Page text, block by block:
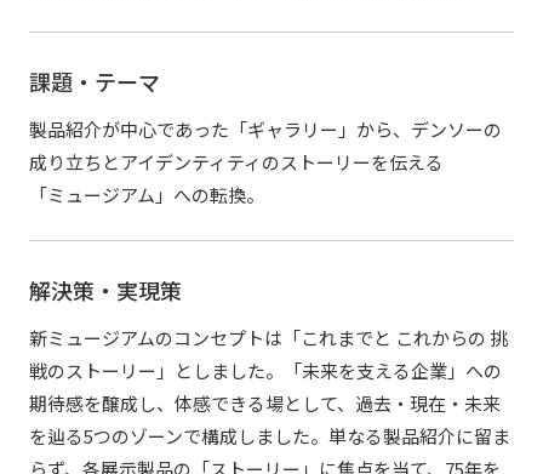
課題・テーマ
製品紹介が中心であった「ギャラリー」から、デンソーの
成り立ちとアイデンティティのストーリーを伝える
「ミュージアム」への転換。
解決策・実現策
新ミュージアムのコンセプトは「これまでと これからの 挑
戦のストーリー」としました。「未来を支える企業」への
期待感を醸成し、体感できる場として、過去・現在・未来
を辿る5つのゾーンで構成しました。単なる製品紹介に留ま
らず、各展示製品の「ストーリー」に焦点を当て、75年を